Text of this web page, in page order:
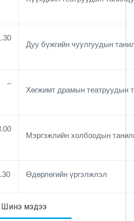
Дуу бүжгийн чуулгуудын
–
Хөгжимт драмын театруудын
Мэргэжлийн холбоодын
Өдөрлөгийн үргэлжлэл
Шинэ мэдээ